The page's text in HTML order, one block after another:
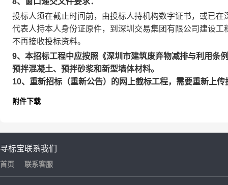
投标人须在截止时间前，由投标人持机构数字证书，或已
代表人持本人身份证原件，到深圳交易集团有限公司建设
不再接收投标资料。
9、本招标工程中应按照《深圳市建筑废弃物减排与利用条
预拌混凝土、预拌砂浆和新型墙体材料。
10、重新招标（重新公告）的网上截标工程，需要重新上传
附件下载
寻标宝
首页
联系我们
联系客服